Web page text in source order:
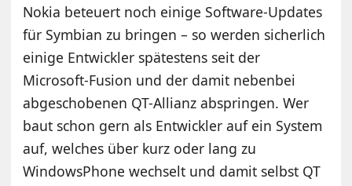
Nokia beteuert noch einige Software-Updates
für Symbian zu bringen – so werden sicherlich
einige Entwickler spätestens seit der
Microsoft-Fusion und der damit nebenbei
abgeschobenen QT-Allianz abspringen. Wer
baut schon gern als Entwickler auf ein System
auf, welches über kurz oder lang zu
WindowsPhone wechselt und damit selbst QT